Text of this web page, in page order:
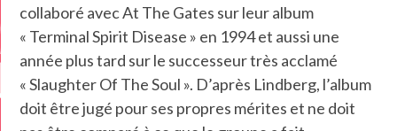
collaboré avec At The Gates sur leur album
« Terminal Spirit Disease » en 1994 et aussi une
année plus tard sur le successeur très acclamé
« Slaughter Of The Soul ». D’après Lindberg, l’album
doit être jugé pour ses propres mérites et ne doit